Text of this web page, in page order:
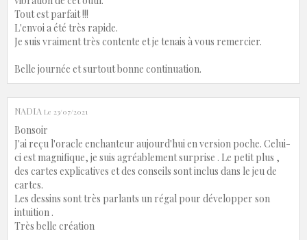
Tout est parfait !!!
L'envoi a été très rapide.
Je suis vraiment très contente et je tenais à vous remercier.
Belle journée et surtout bonne continuation.
NADIA Le 23/07/2021
Bonsoir
J'ai reçu l'oracle enchanteur aujourd'hui en version poche. Celui-
ci est magnifique, je suis agréablement surprise . Le petit plus ,
des cartes explicatives et des conseils sont inclus dans le jeu de
cartes.
Les dessins sont très parlants un régal pour développer son
intuition .
Très belle création